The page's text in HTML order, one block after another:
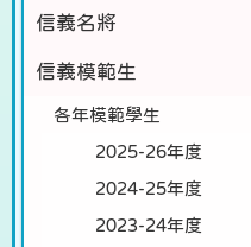
信義名將
信義模範生
各年模範學生
2025-26年度
2024-25年度
2023-24年度